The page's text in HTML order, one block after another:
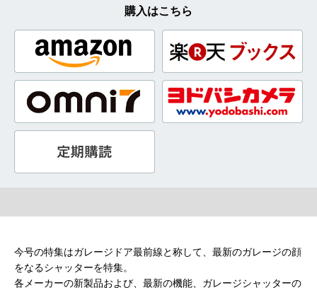
購入はこちら
今号の特集はガレージドア最前線と称して、最新のガレージの顔
をなるシャッターを特集。
各メーカーの新製品および、最新の機能、ガレージシャッターの